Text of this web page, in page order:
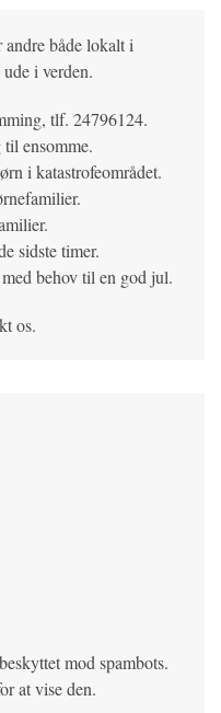
både lokalt i
i verden.
tlf. 24796124.
ensomme.
i katastrofeområdet.
sidste timer.
behov til en god jul.
os.
mod spambots.
at vise den.